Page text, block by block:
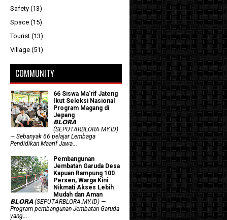
Safety (13)
Space (15)
Tourist (13)
Village (51)
COMMUNITY
66 Siswa Ma’rif Jateng
Ikut Seleksi Nasional
Program Magang di
Jepang
𝗕𝗟𝗢𝗥𝗔
(SEPUTARBLORA.MY.ID)
— Sebanyak 66 pelajar Lembaga
Pendidikan Maarif Jawa...
Pembangunan
Jembatan Garuda Desa
Kapuan Rampung 100
Persen, Warga Kini
Nikmati Akses Lebih
Mudah dan Aman
𝗕𝗟𝗢𝗥𝗔 (SEPUTARBLORA.MY.ID) —
Program pembangunan Jembatan Garuda
yang...